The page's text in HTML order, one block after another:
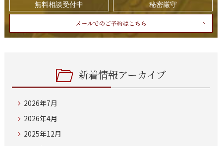
無料相談受付中 秘密厳守
メールでのご予約はこちら
新着情報アーカイブ
2026年7月
2026年4月
2025年12月